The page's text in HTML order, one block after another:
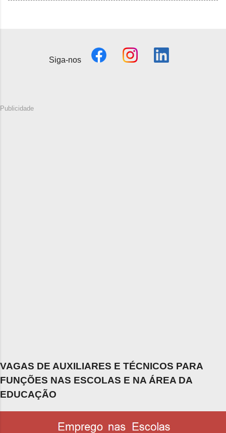
Siga-nos
Publicidade
VAGAS DE AUXILIARES E TÉCNICOS PARA
FUNÇÕES NAS ESCOLAS E NA ÁREA DA
EDUCAÇÃO